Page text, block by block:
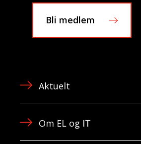
Bli medlem
Aktuelt
Om EL og IT